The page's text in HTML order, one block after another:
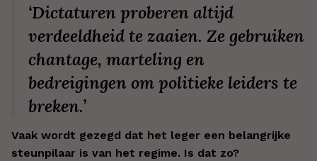
‘Dictaturen proberen altijd
verdeeldheid te zaaien. Ze gebruiken
chantage, marteling en
bedreigingen om politieke leiders te
breken.’
Vaak wordt gezegd dat het leger een belangrijke
steunpilaar is van het regime. Is dat zo?